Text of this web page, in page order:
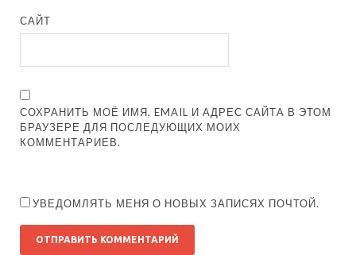
САЙТ
СОХРАНИТЬ МОЁ ИМЯ, EMAIL И АДРЕС САЙТА В ЭТОМ
БРАУЗЕРЕ ДЛЯ ПОСЛЕДУЮЩИХ МОИХ
КОММЕНТАРИЕВ.
УВЕДОМЛЯТЬ МЕНЯ О НОВЫХ ЗАПИСЯХ ПОЧТОЙ.